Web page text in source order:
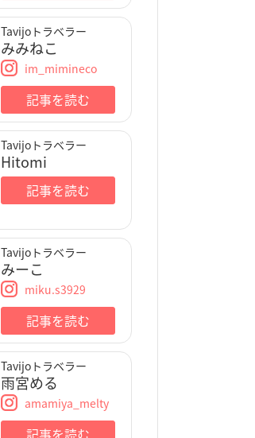
Tavijoトラベラー
みみねこ
im_mimineco
記事を読む
Tavijoトラベラー
Hitomi
記事を読む
Tavijoトラベラー
みーこ
miku.s3929
記事を読む
Tavijoトラベラー
雨宮める
amamiya_melty
記事を読む